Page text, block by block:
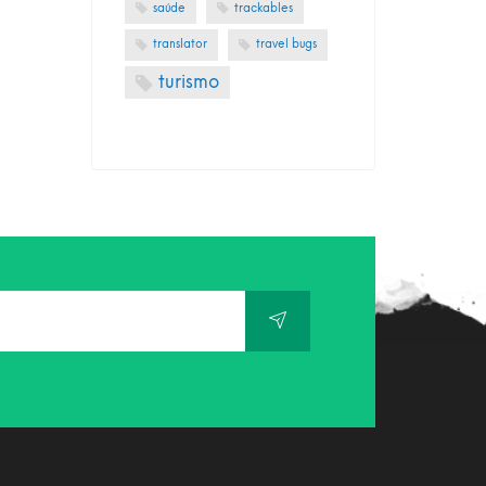
saúde trackables
translator travel bugs
turismo